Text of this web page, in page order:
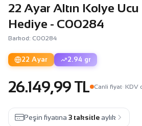
22 Ayar Altın Kolye
Hediye - C00284
Barkod: C00284
22 Ayar 2.94 gr
26.149,99 TL Canli fiyat· KDV
Peşin fiyatına 3 taksitle aylık